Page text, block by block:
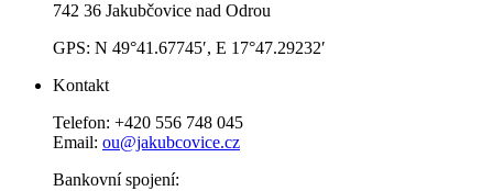
742 36 Jakubčovice nad Odrou
GPS: N 49°41.67745′, E 17°47.29232′
Kontakt
Telefon: +420 556 748 045
Email: ou@jakubcovice.cz
Bankovní spojení: